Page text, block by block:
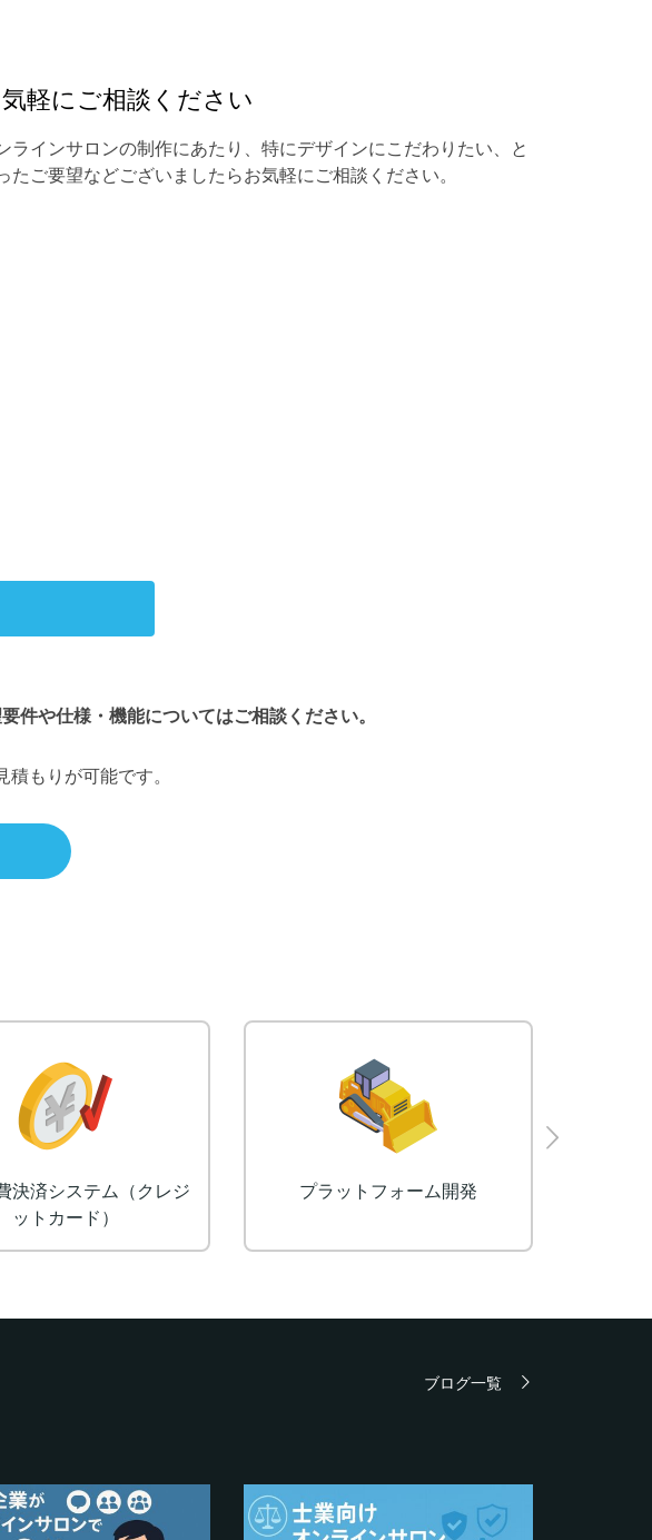
軽にご相談ください
ラインサロンの制作にあたり、特にデザインにこだわりたい、と
たご要望などございましたらお気軽にご相談ください。
件や仕様・機能についてはご相談ください。
もりが可能です。
ングシステム（LMS）
ライブ動画配信機能(BUILD
ブログ一覧